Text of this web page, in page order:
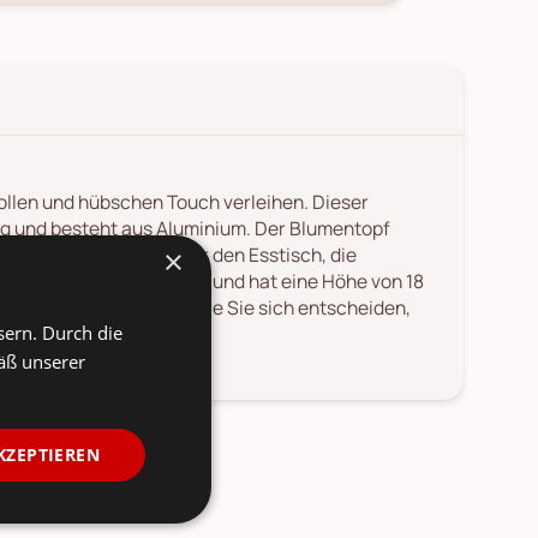
und hübschen Touch verleihen. Dieser
und besteht aus Aluminium. Der Blumentopf
perfekte Dekoration für den Esstisch, die
15 cm im Durchmesser und hat eine Höhe von 18
Pflanzen und egal, wie Sie sich entscheiden,
im Haus sein.
×
Durch die
unserer